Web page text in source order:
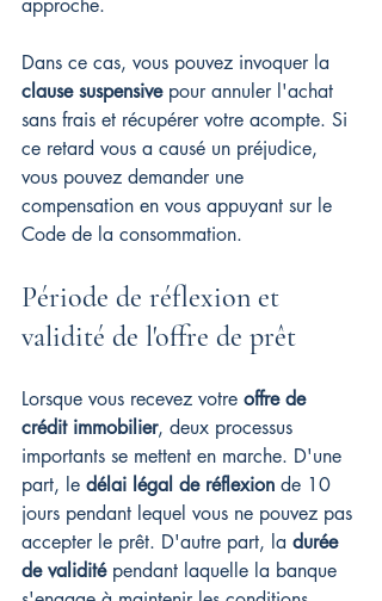
approche.
Dans ce cas, vous pouvez invoquer la
clause suspensive pour annuler l'achat
sans frais et récupérer votre acompte. Si
ce retard vous a causé un préjudice,
vous pouvez demander une
compensation en vous appuyant sur le
Code de la consommation.
Période de réflexion et
validité de l'offre de prêt
Lorsque vous recevez votre offre de
crédit immobilier, deux processus
importants se mettent en marche. D'une
part, le délai légal de réflexion de 10
jours pendant lequel vous ne pouvez pas
accepter le prêt. D'autre part, la durée
de validité pendant laquelle la banque